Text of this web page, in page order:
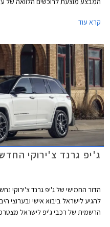
שניהם בצירוף מע"מ.
קרא עוד
ג'יפ גרנד צ'ירוקי החדש 2022 מושק
להגיע לישראל ביבוא אישי ובערוצי
הרשמית של רכבי ג'יפ לישראל